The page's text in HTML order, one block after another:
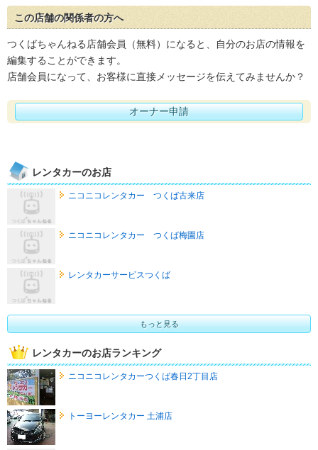
この店舗の関係者の方へ
つくばちゃんねる店舗会員（無料）になると、自分のお店の情報を
編集することができます。
店舗会員になって、お客様に直接メッセージを伝えてみませんか？
オーナー申請
レンタカーのお店
ニコニコレンタカー つくば古来店
ニコニコレンタカー つくば梅園店
レンタカーサービスつくば
もっと見る
レンタカーのお店ランキング
ニコニコレンタカーつくば春日2丁目店
トーヨーレンタカー 土浦店